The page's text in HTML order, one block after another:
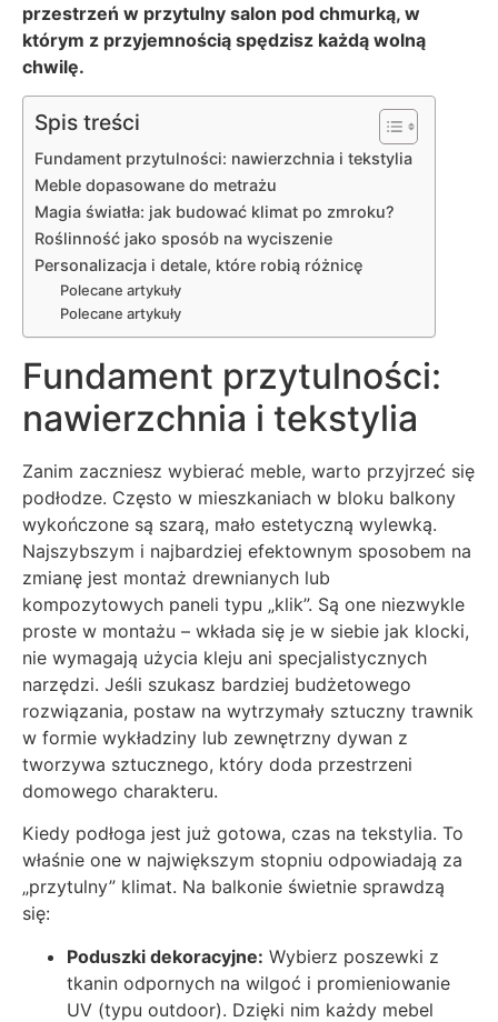
przestrzeń w przytulny salon pod chmurką, w
którym z przyjemnością spędzisz każdą wolną
chwilę.
Spis treści
Fundament przytulności: nawierzchnia i tekstylia
Meble dopasowane do metrażu
Magia światła: jak budować klimat po zmroku?
Roślinność jako sposób na wyciszenie
Personalizacja i detale, które robią różnicę
Polecane artykuły
Polecane artykuły
Fundament przytulności:
nawierzchnia i tekstylia
Zanim zaczniesz wybierać meble, warto przyjrzeć się
podłodze. Często w mieszkaniach w bloku balkony
wykończone są szarą, mało estetyczną wylewką.
Najszybszym i najbardziej efektownym sposobem na
zmianę jest montaż drewnianych lub
kompozytowych paneli typu „klik”. Są one niezwykle
proste w montażu – wkłada się je w siebie jak klocki,
nie wymagają użycia kleju ani specjalistycznych
narzędzi. Jeśli szukasz bardziej budżetowego
rozwiązania, postaw na wytrzymały sztuczny trawnik
w formie wykładziny lub zewnętrzny dywan z
tworzywa sztucznego, który doda przestrzeni
domowego charakteru.
Kiedy podłoga jest już gotowa, czas na tekstylia. To
właśnie one w największym stopniu odpowiadają za
„przytulny” klimat. Na balkonie świetnie sprawdzą
się:
Poduszki dekoracyjne: Wybierz poszewki z
tkanin odpornych na wilgoć i promieniowanie
UV (typu outdoor). Dzięki nim każdy mebel